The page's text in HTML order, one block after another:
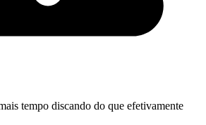
tempo discando do que efetivamente